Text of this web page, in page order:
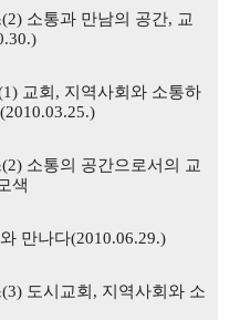
(2) 소통과 만남의 공간, 교
교회 , 지역사회와 소통하
(2010.03.25.)
(2) 소통의 공간으로서의 교
색
만나다(2010.06.29.)
(3) 도시교회 , 지역사회와 소